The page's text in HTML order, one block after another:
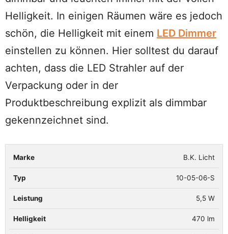
Helligkeit. In einigen Räumen wäre es jedoch
schön, die Helligkeit mit einem LED Dimmer
einstellen zu können. Hier solltest du darauf
achten, dass die LED Strahler auf der
Verpackung oder in der
Produktbeschreibung explizit als dimmbar
gekennzeichnet sind.
Marke Anzahl
B.K. Licht
10-05-06-S
5,5 W
470 lm